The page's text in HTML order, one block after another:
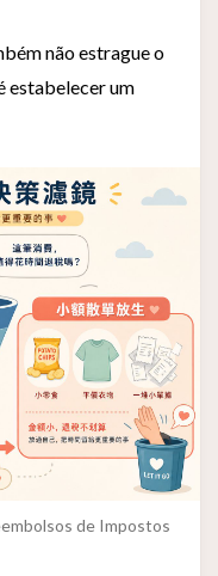
não estrague o
estabelecer um
de Impostos